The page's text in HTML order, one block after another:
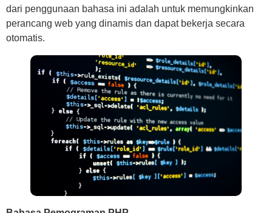
dari penggunaan bahasa ini adalah untuk memungkinkan
perancang web yang dinamis dan dapat bekerja secara
otomatis.